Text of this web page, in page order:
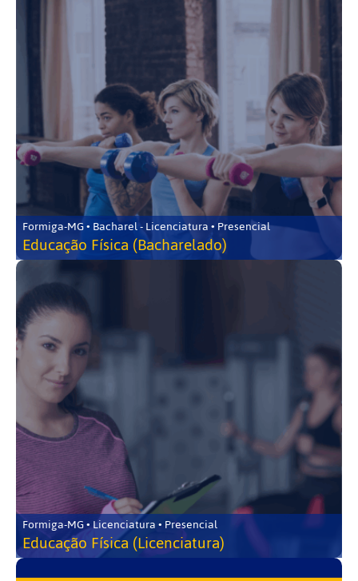
Formiga-MG • Bacharel - Licenciatura • Presencial
Educação Física (Bacharelado)
Formiga-MG • Licenciatura • Presencial
Educação Física (Licenciatura)